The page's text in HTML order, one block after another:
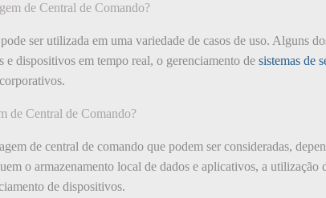
de Central de Comando?
ser utilizada em uma variedade de casos de uso. Alguns
dispositivos em tempo real, o gerenciamento de sistemas de
de Central de Comando?
de central de comando que podem ser consideradas,
o armazenamento local de dados e aplicativos, a utilização
de dispositivos.